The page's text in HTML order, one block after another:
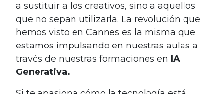
a sustituir a los creativos, sino a aquellos
que no sepan utilizarla. La revolución que
hemos visto en Cannes es la misma que
estamos impulsando en nuestras aulas a
través de nuestras formaciones en IA
Generativa.